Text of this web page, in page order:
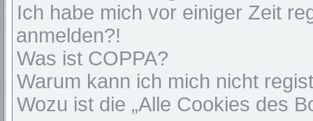
Ich habe mich vor einiger Zeit
anmelden?!
Was ist COPPA?
Warum kann ich mich nicht
Wozu ist die „Alle Cookies des